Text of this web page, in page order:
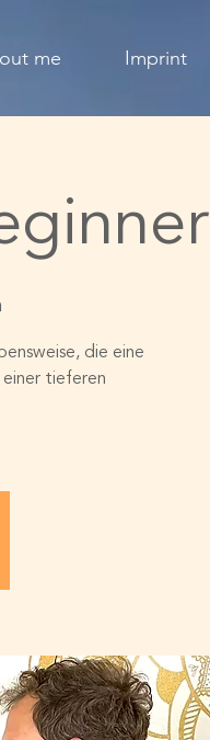
me Imprint
die eine
einer tieferen